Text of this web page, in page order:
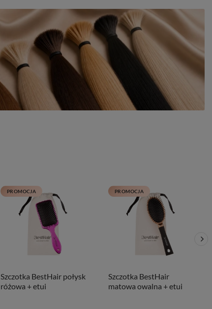
PROMOCJA
Szczotka BestHair połysk
różowa + etui
PROMOCJA
Szczotka BestHair
matowa owalna + etui